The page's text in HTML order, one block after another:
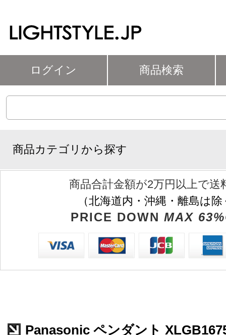
ログイン 商品検索
商品カテゴリから探す
商品合計金額が2万円以上で送
（北海道内・沖縄・離島は
PRICE DOWN MAX
Panasonic ペンダント